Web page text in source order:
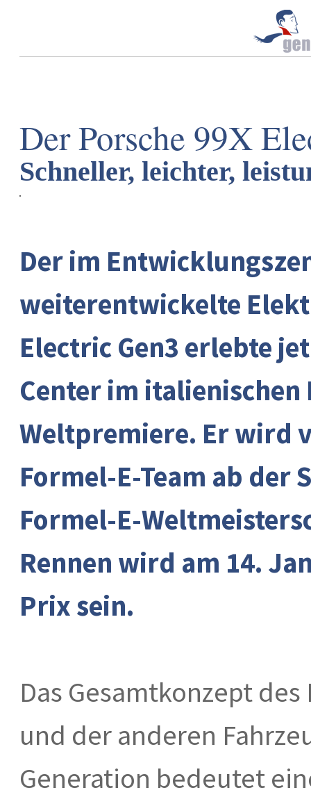
Der Porsche 99X
Schneller, leichter,
Der im
weiterentwickelte
Electric Gen3 erlebte
Center im italienischen
Weltpremiere. Er wird
Formel-E-Team ab der
Formel-E-
Rennen wird am 14.
Prix sein.
Das Gesamtkonzept
und der anderen
Generation bedeutet